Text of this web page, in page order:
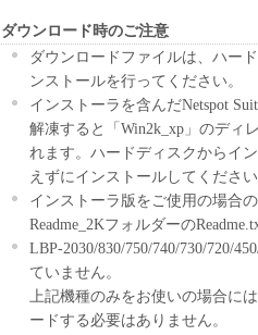
理店または販売店のいず
および特定の目的への
ると黙示たるとを問わず
キヤノン、キヤノンの
理店または販売店のい
不能から生ずるいかな
付随的な損害を含むが
す。）について、適用
のとします。たとえ、キ
会社、それらの販売代
て知らされていた場合で
キヤノン、キヤノンの
理店または販売店のいず
ダウンロード時のご注意
ダウンロードファイルは、ハー
ンストールを行ってください。
インストーラを含んだNetspot
解凍すると「Win2k_xp」のディ
れます。ハードディスクからイ
えずにインストールしてください
インストーラ版をご使用の場合
Readme_2Kフォルダーの
LBP-2030/830/750/740/730/720/
ていません。
上記機種のみをお使いの場合に
ードする必要はありません。